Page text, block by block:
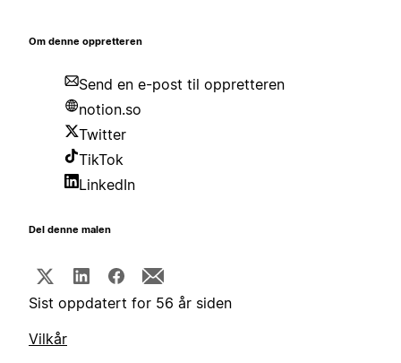
Om denne oppretteren
Send en e-post til oppretteren
notion.so
Twitter
TikTok
LinkedIn
Del denne malen
Sist oppdatert for 56 år siden
Vilkår